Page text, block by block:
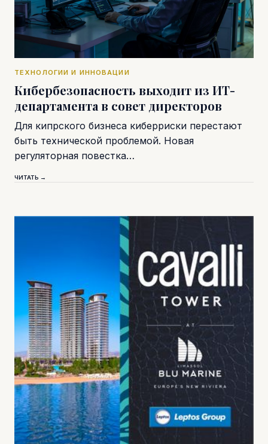
ТЕХНОЛОГИИ И ИННОВАЦИИ
Кибербезопасность выходит из ИТ-
департамента в совет директоров
Для кипрского бизнеса киберриски перестают
быть технической проблемой. Новая
регуляторная повестка…
ЧИТАТЬ →